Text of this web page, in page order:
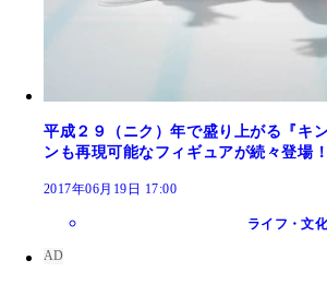
平成２９（ニク）年で盛り上がる『
ンも再現可能なフィギュアが続々登場！
2017年06月19日 17:00
ライフ・文